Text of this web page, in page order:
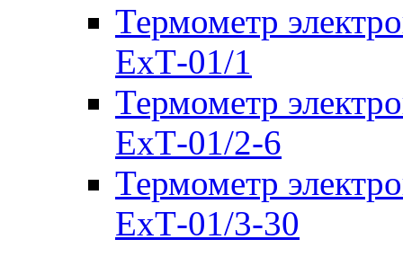
Термометр
ЕхТ-01/1
Термометр
ЕхТ-01/2-6
Термометр
ЕхТ-01/3-30